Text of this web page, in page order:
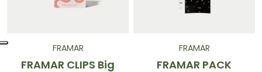
FRAMAR
FRAMAR CLIPS Big
FRAMAR
FRAMAR PACK